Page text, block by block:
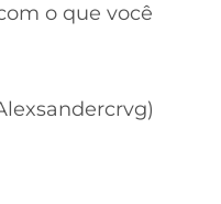
o que você